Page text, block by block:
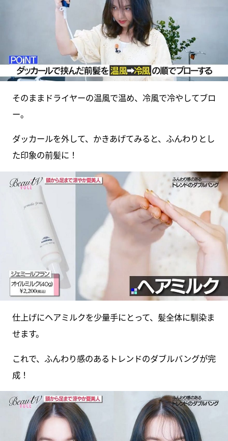
そのままドライヤーの温風で温め、冷風で冷やしてブロ
ー。
ダッカールを外して、かきあげてみると、ふんわりとし
た印象の前髪に！
仕上げにヘアミルクを少量手にとって、髪全体に馴染ま
せます。
これで、ふんわり感のあるトレンドのダブルバングが完
成！